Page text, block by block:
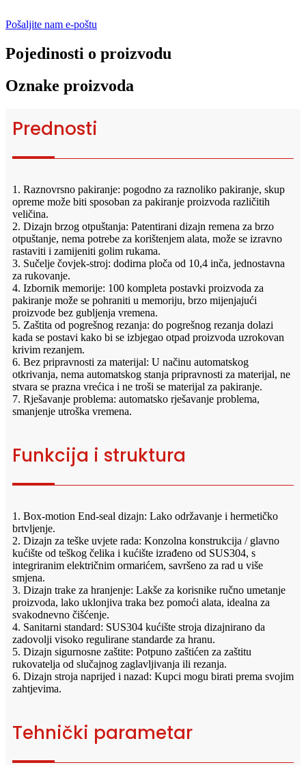
Pošaljite nam e-poštu
Pojedinosti o proizvodu
Oznake proizvoda
Prednosti
1. Raznovrsno pakiranje: pogodno za raznoliko pakiranje, skup
opreme može biti sposoban za pakiranje proizvoda različitih
veličina.
2. Dizajn brzog otpuštanja: Patentirani dizajn remena za brzo
otpuštanje, nema potrebe za korištenjem alata, može se izravno
rastaviti i zamijeniti golim rukama.
3. Sučelje čovjek-stroj: dodirna ploča od 10,4 inča, jednostavna
za rukovanje.
4. Izbornik memorije: 100 kompleta postavki proizvoda za
pakiranje može se pohraniti u memoriju, brzo mijenjajući
proizvode bez gubljenja vremena.
5. Zaštita od pogrešnog rezanja: do pogrešnog rezanja dolazi
kada se postavi kako bi se izbjegao otpad proizvoda uzrokovan
krivim rezanjem.
6. Bez pripravnosti za materijal: U načinu automatskog
otkrivanja, nema automatskog stanja pripravnosti za materijal, ne
stvara se prazna vrećica i ne troši se materijal za pakiranje.
7. Rješavanje problema: automatsko rješavanje problema,
smanjenje utroška vremena.
Funkcija i struktura
1. Box-motion End-seal dizajn: Lako održavanje i hermetičko
brtvljenje.
2. Dizajn za teške uvjete rada: Konzolna konstrukcija / glavno
kućište od teškog čelika i kućište izrađeno od SUS304, s
integriranim električnim ormarićem, savršeno za rad u više
smjena.
3. Dizajn trake za hranjenje: Lakše za korisnike ručno umetanje
proizvoda, lako uklonjiva traka bez pomoći alata, idealna za
svakodnevno čišćenje.
4. Sanitarni standard: SUS304 kućište stroja dizajnirano da
zadovolji visoko regulirane standarde za hranu.
5. Dizajn sigurnosne zaštite: Potpuno zaštićen za zaštitu
rukovatelja od slučajnog zaglavljivanja ili rezanja.
6. Dizajn stroja naprijed i nazad: Kupci mogu birati prema svojim
zahtjevima.
Tehnički parametar